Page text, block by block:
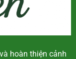
hoàn thiện cảnh